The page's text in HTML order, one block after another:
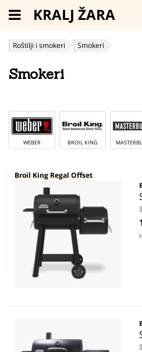
KRALJ ŽARA
Roštilji i smokeri Smokeri
Smokeri
WEBER BROIL KING
Broil King Regal Offset